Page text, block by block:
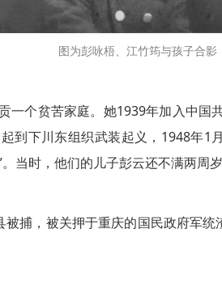
图为彭咏梧、江竹筠与孩子合影
个贫苦家庭。她1939年加入中国
到下川东组织武装起义，1948年1
当时，他们的儿子彭云还不满两周岁
，被关押于重庆的国民政府军统